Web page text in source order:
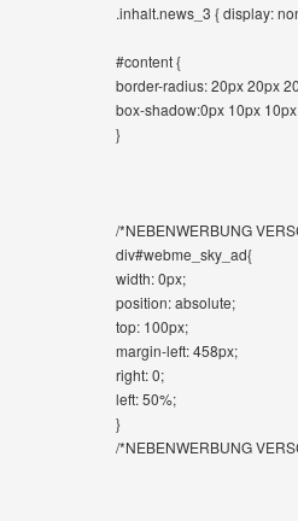
.inhalt.news_3 { display:
#content {
border-radius: 20px 20px
box-shadow:0px 10px
}
/*NEBENWERBUNG
div#webme_sky_ad{
width: 0px;
position: absolute;
top: 100px;
margin-left: 458px;
right: 0;
left: 50%;
}
/*NEBENWERBUNG